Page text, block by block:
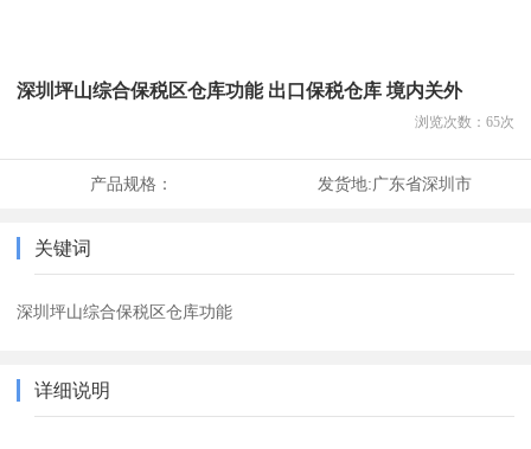
深圳坪山综合保税区仓库功能 出口保税仓库 境内关外
浏览次数： 65次
产品规格： 发货地:广东省深圳市
关键词
深圳坪山综合保税区仓库功能
详细说明